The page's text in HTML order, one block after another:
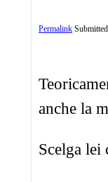
Permalink
anche la
Scelga lei